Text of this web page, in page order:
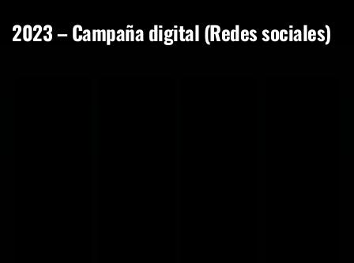
2023 – Campaña digital (Redes sociales)